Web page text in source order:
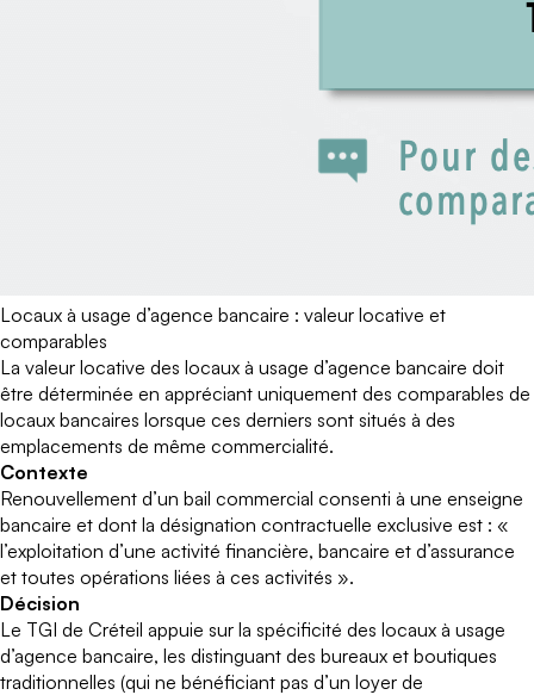
Locaux à usage d’agence bancaire : valeur locative et
comparables
La valeur locative des locaux à usage d’agence bancaire doit
être déterminée en appréciant uniquement des comparables de
locaux bancaires lorsque ces derniers sont situés à des
emplacements de même commercialité.
Contexte
Renouvellement d’un bail commercial consenti à une enseigne
bancaire et dont la désignation contractuelle exclusive est : «
l’exploitation d’une activité financière, bancaire et d’assurance
et toutes opérations liées à ces activités ».
Décision
Le TGI de Créteil appuie sur la spécificité des locaux à usage
d’agence bancaire, les distinguant des bureaux et boutiques
traditionnelles (qui ne bénéficiant pas d’un loyer de